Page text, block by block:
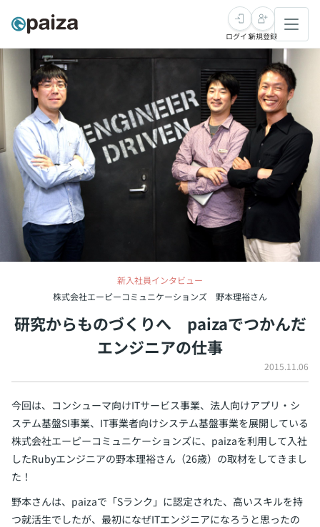
転職・キャリア
求人検索
インタビュー
転職成功ガイド
転職エージェント
未経験転職
求人検索
インタビュー
転職成功ガイド
新卒就活
求人検索
本選考
インターン
新卒エージェント
イベント・セミナー
就活成功ガイド
学習
講座一覧
問題集
ナレッジ
プラン
個人向けプラン
法人向けプラン
学校向けプラン
スキルチェック
プログラミング言語
評価結果一覧
再チャレンジ結果一覧
ゲーム・マンガ
note
ログイン新規登録
新入社員インタビュー
株式会社エーピーコミュニケーションズ 野本理裕さん
研究からものづくりへ paizaでつかんだ
エンジニアの仕事
2015.11.06
今回は、コンシューマ向けITサービス事業、法人向けアプリ・シ
ステム基盤SI事業、IT事業者向けシステム基盤事業を展開している
株式会社エーピーコミュニケーションズに、paizaを利用して入社
したRubyエンジニアの野本理裕さん（26歳）の取材をしてきまし
た！
野本さんは、paizaで「Sランク」に認定された、高いスキルを持
つ就活生でしたが、最初になぜITエンジニアになろうと思ったの